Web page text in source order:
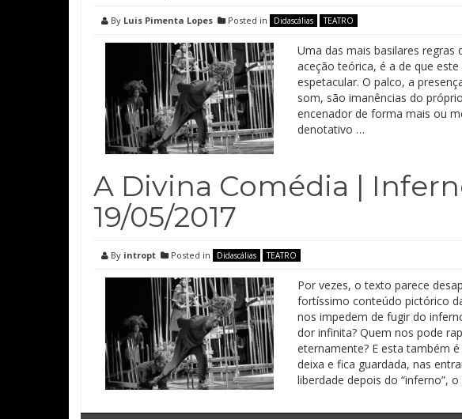
By Luis Pimenta Lopes Posted in Didascálias TEATRO
Uma das mais basilares
aceção teórica, é a de que
espetacular. O palco, a
som, são imanências do
encenador de forma mais ou
denotativo …
A Divina Comédia |
19/05/2017
By intropt Posted in Didascálias TEATRO
Por vezes, o texto parece
fortíssimo conteúdo pictórico
nos impedem de fugir do
dor infinita? Quem nos pode
eternamente? E esta também
deixa e fica guardada, nas
liberdade depois do “inferno”,